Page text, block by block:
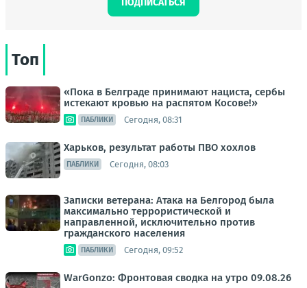
ПОДПИСАТЬСЯ
Топ
«Пока в Белграде принимают нациста, сербы
истекают кровью на распятом Косове!»
ПАБЛИКИ Сегодня, 08:31
Харьков, результат работы ПВО хохлов
ПАБЛИКИ Сегодня, 08:03
Записки ветерана: Атака на Белгород была
максимально террористической и
направленной, исключительно против
гражданского населения
ПАБЛИКИ Сегодня, 09:52
WarGonzo: Фронтовая сводка на утро 09.08.26